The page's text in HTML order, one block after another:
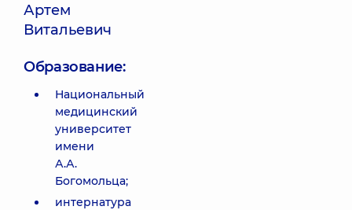
Артем
Витальевич
Образование:
Национальный
медицинский
университет
имени
А.А.
Богомольца;
интернатура